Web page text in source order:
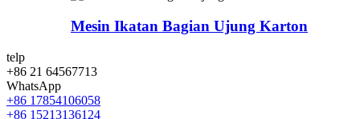
Mesin Ikatan Bagian Ujung Karton
telp
+86 21 64567713
WhatsApp
+86 17854106058
+86 15213136124